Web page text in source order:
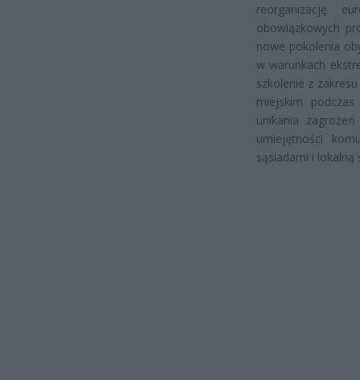
reorganizację
obowiązkowych
nowe pokolenia
w warunkach
szkolenie z
miejskim
unikania
umiejętności
sąsiadami i lokalną